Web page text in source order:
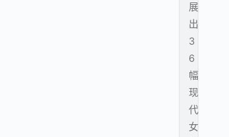
展
出
3
6
幅
现
代
女